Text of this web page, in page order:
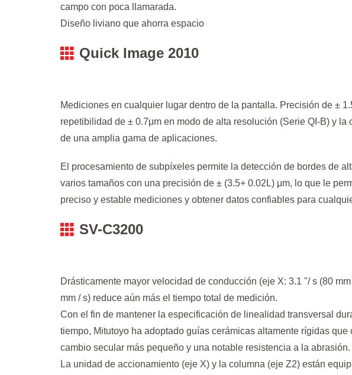
campo con poca llamarada.
Diseño liviano que ahorra espacio
Quick Image 2010
Mediciones en cualquier lugar dentro de la pantalla. Precisión de ±
repetibilidad de ± 0.7μm en modo de alta resolución (Serie QI-B) y la
de una amplia gama de aplicaciones.
El procesamiento de subpíxeles permite la detección de bordes de
varios tamaños con una precisión de ± (3.5+ 0.02L) μm, lo que le
preciso y estable mediciones y obtener datos confiables para
SV-C3200
Drásticamente mayor velocidad de conducción (eje X: 3.1 "/ s (80
mm / s) reduce aún más el tiempo total de medición.
Con el fin de mantener la especificación de linealidad transversal
tiempo, Mitutoyo ha adoptado guías cerámicas altamente rígidas que
cambio secular más pequeño y una notable resistencia a la abrasión.
La unidad de accionamiento (eje X) y la columna (eje Z2) están